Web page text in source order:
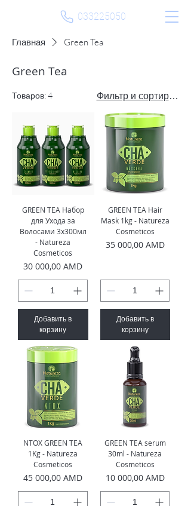
033225050
Главная Green Tea
Green Tea
Товаров: 4 Фильтр и сортировка
GREEN TEA Набор
для Ухода за
Волосами 3x300мл
- Natureza
Cosmeticos
Цена
30 000,00 AMD
Добавить в
корзину
GREEN TEA Hair
Mask 1kg - Natureza
Cosmeticos
Цена
35 000,00 AMD
Добавить в
корзину
NTOX GREEN TEA
1Kg - Natureza
Cosmeticos
Цена
45 000,00 AMD
GREEN TEA serum
30ml - Natureza
Cosmeticos
Цена
10 000,00 AMD